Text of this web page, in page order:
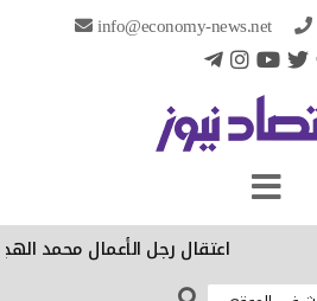
info@economy-news.net
‏اعتقال رجل الأعمال محمد